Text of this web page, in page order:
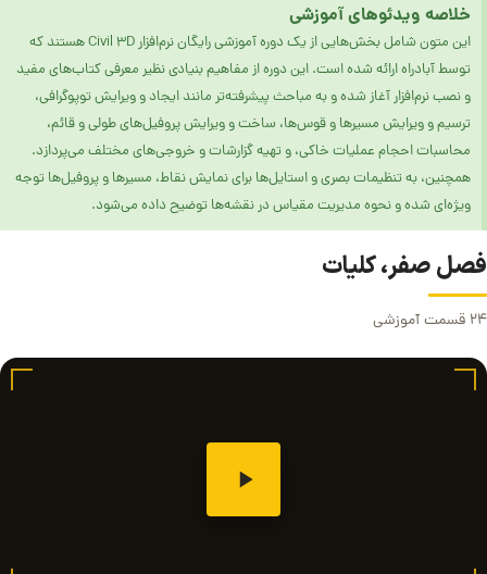
خلاصه ویدئوهای آموزشی
این متون شامل بخش‌هایی از یک دوره آموزشی رایگان نرم‌افزار Civil 3D هستند که
توسط آبادراه ارائه شده است. این دوره از مفاهیم بنیادی نظیر معرفی کتاب‌های مفید
و نصب نرم‌افزار آغاز شده و به مباحث پیشرفته‌تر مانند ایجاد و ویرایش توپوگرافی،
ترسیم و ویرایش مسیرها و قوس‌ها، ساخت و ویرایش پروفیل‌های طولی و قائم،
محاسبات احجام عملیات خاکی، و تهیه گزارشات و خروجی‌های مختلف می‌پردازد.
همچنین، به تنظیمات بصری و استایل‌ها برای نمایش نقاط، مسیرها و پروفیل‌ها توجه
ویژه‌ای شده و نحوه مدیریت مقیاس در نقشه‌ها توضیح داده می‌شود.
فصل صفر، کلیات
۲۴ قسمت آموزشی